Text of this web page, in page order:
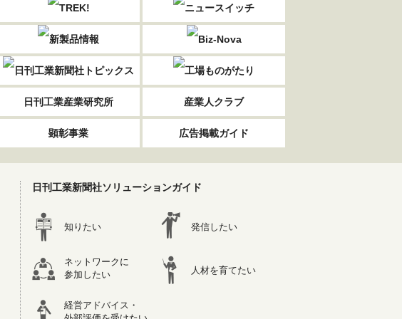
日刊工業産業研究所 産業人クラブ
顕彰事業 広告掲載ガイド
日刊工業新聞社ソリューションガイド
知りたい 発信したい
ネットワークに
参加したい
人材を育てたい
経営アドバイス・